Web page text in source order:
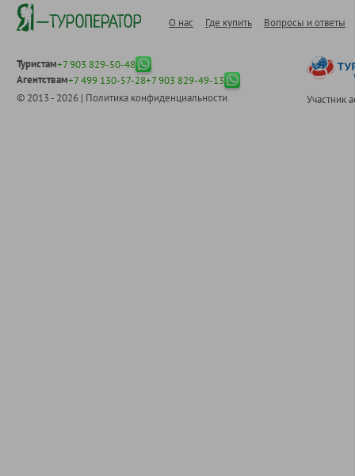
О нас Где купить Вопросы и ответы
Туристам+7 903 829-50-48
Агентствам+7 499 130-57-28+7 903 829-49-13
© 2013 - 2026 | Политика конфиденциальности Участник